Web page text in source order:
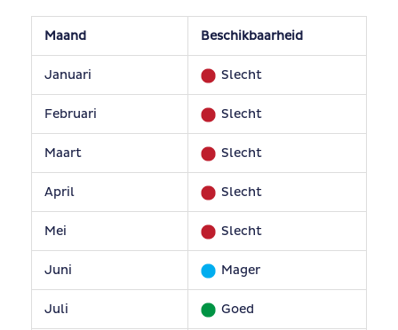
Maand Beschikbaarheid
Januari Slecht
Februari Slecht
Maart Slecht
April Slecht
Mei Slecht
Juni Mager
Juli Goed